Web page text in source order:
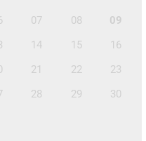
07 08
09
14 15
16
21 22
23
28 29 30